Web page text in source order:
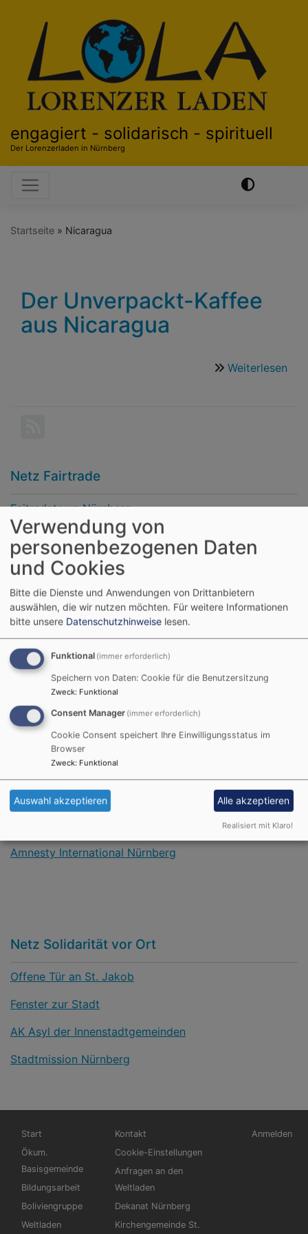
engagiert - solidarisch - spirituell
Der Lorenzerladen in Nürnberg
Hauptnavigation
Startseite Nicaragua
Der Unverpackt-Kaffee
aus Nicaragua
Weiterlesen
Netz Fairtrade
Faitradetown Nürnberg
Bluepingu
Eine-Welt-Netzwerk Bayern
Weltladen Dachverband
Forum Fairer Handel
Fenster zur Welt
Netz Solidarität global
Mission Eine Welt
Oikokredit Bayern
Nord-Süd-Forum Nürnberg
Amnesty International Nürnberg
Netz Solidarität vor Ort
Offene Tür an St. Jakob
Fenster zur Stadt
AK Asyl der Innenstadtgemeinden
Stadtmission Nürnberg
Hauptnavigation
Start
Ökum.
Basisgemeinde
Bildungsarbeit
Boliviengruppe
Weltladen
Fußbereichsmenü
Kontakt
Cookie-Einstellungen
Anfragen an den
Weltladen
Dekanat Nürnberg
Kirchengemeinde St.
Anmelden
Verwendung von
personenbezogenen Daten
und Cookies
Bitte die Dienste und Anwendungen von Drittanbietern
auswählen, die wir nutzen möchten. Für weitere Informationen
bitte unsere Datenschutzhinweise lesen.
Funktional (immer erforderlich)
Speichern von Daten: Cookie für die Benutzersitzung
Zweck: Funktional
Consent Manager (immer erforderlich)
Cookie Consent speichert Ihre Einwilligungsstatus im
Browser
Zweck: Funktional
Auswahl akzeptieren Alle akzeptieren
Realisiert mit Klaro!